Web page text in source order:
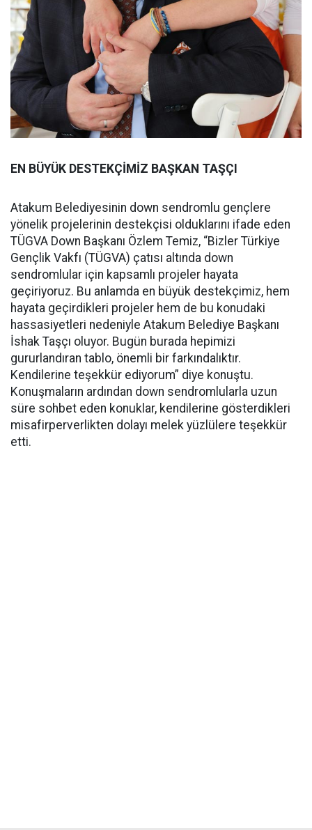
EN BÜYÜK DESTEKÇİMİZ BAŞKAN TAŞÇI
Atakum Belediyesinin down sendromlu gençlere
yönelik projelerinin destekçisi olduklarını ifade eden
TÜGVA Down Başkanı Özlem Temiz, “Bizler Türkiye
Gençlik Vakfı (TÜGVA) çatısı altında down
sendromlular için kapsamlı projeler hayata
geçiriyoruz. Bu anlamda en büyük destekçimiz, hem
hayata geçirdikleri projeler hem de bu konudaki
hassasiyetleri nedeniyle Atakum Belediye Başkanı
İshak Taşçı oluyor. Bugün burada hepimizi
gururlandıran tablo, önemli bir farkındalıktır.
Kendilerine teşekkür ediyorum” diye konuştu.
Konuşmaların ardından down sendromlularla uzun
süre sohbet eden konuklar, kendilerine gösterdikleri
misafirperverlikten dolayı melek yüzlülere teşekkür
etti.